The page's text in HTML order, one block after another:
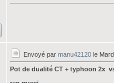
Envoyé par manu42120 le
Pot de dualité CT + typhoon 2x